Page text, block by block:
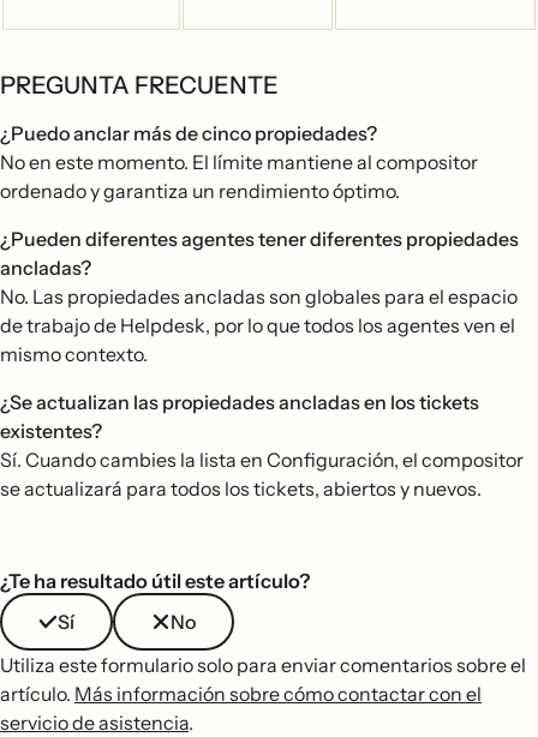
PREGUNTA FRECUENTE
¿Puedo anclar más de cinco propiedades?
No en este momento. El límite mantiene al compositor
ordenado y garantiza un rendimiento óptimo.
¿Pueden diferentes agentes tener diferentes propiedades
ancladas?
No. Las propiedades ancladas son globales para el espacio
de trabajo de Helpdesk, por lo que todos los agentes ven el
mismo contexto.
¿Se actualizan las propiedades ancladas en los tickets
existentes?
Sí. Cuando cambies la lista en Configuración, el compositor
se actualizará para todos los tickets, abiertos y nuevos.
¿Te ha resultado útil este artículo?
Sí
No
Utiliza este formulario solo para enviar comentarios sobre el
artículo. Más información sobre cómo contactar con el
servicio de asistencia.